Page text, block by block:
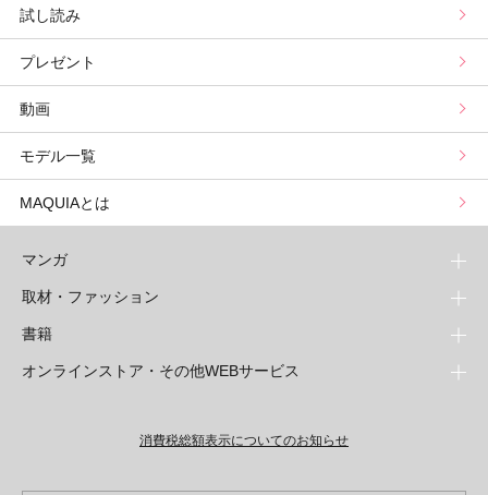
プリュスベスコス
小田ユイコのマニアックビューティREPORT
野毛まゆりの実況野毛Channel
星谷菜々の美に効くスイーツ
山本舞香のBeauty Script
三島キアリーの12星座別 恋愛運&美容運
動物キャラナビ占い
ムーン・リーの運を呼び寄せる香り
パーソナルカラー診断
顔タイプ髪型診断
コスメカレンダートップ
検索
試し読み
プレゼント
動画
モデル一覧
MAQUIAとは
マンガ
少年マンガ
週刊少年ジャンプ
少年ジャンプ+
青年マンガ
少年ジャンプ+
少女マンガ
集英社コミック文庫
ジャンプTOON
取材・ファッション
ファッション・美容
Seventeen
芸能・情報・スポーツ
Sportiva
書籍
文芸・文庫・総合
web 集英社文庫
1日5分で、明日は変わる よみタイ yomitai
ライトノベル・ノベライズ
オンラインストア・その他WEBサービス
その他WEBサービス消費税総額表示についてのお知らせ